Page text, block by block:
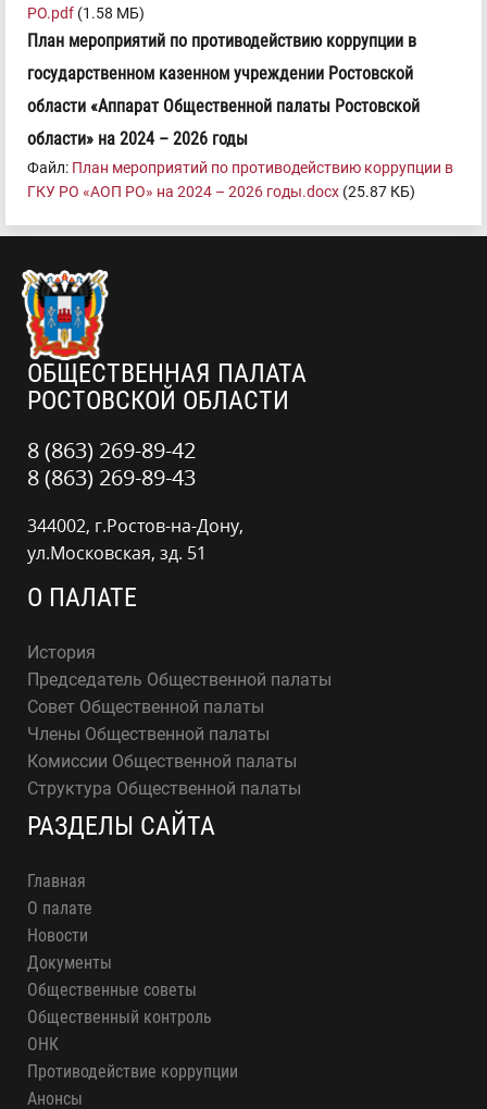
РO.pdf (1.58 МБ)
План мероприятий по противодействию коррупции в
государственном казенном учреждении Ростовской
области «Аппарат Общественной палаты Ростовской
области» на 2024 – 2026 годы
Файл: План мерoприятий по противодействию коррупции в
ГКУ РО «АОП РО» на 2024 – 2026 годы.docx (25.87 КБ)
ОБЩЕСТВЕННАЯ ПАЛАТА
РОСТОВСКОЙ ОБЛАСТИ
8 (863) 269-89-42
8 (863) 269-89-43
344002, г.Ростов-на-Дону,
ул.Московская, зд. 51
О ПАЛАТЕ
История
Председатель Общественной палаты
Совет Общественной палаты
Члены Общественной палаты
Комиссии Общественной палаты
Структура Общественной палаты
РАЗДЕЛЫ САЙТА
Главная
О палате
Новости
Документы
Общественные советы
Общественный контроль
ОНК
Противодействие коррупции
Анонсы